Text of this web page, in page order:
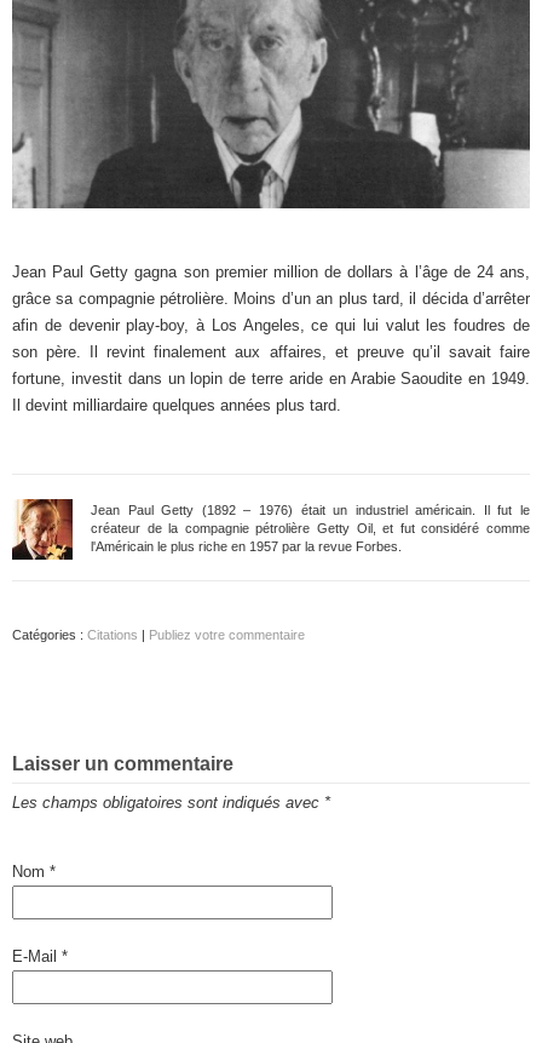
Jean Paul Getty gagna son premier million de dollars à l’âge de 24 ans,
grâce sa compagnie pétrolière. Moins d’un an plus tard, il décida d’arrêter
afin de devenir play-boy, à Los Angeles, ce qui lui valut les foudres de
son père. Il revint finalement aux affaires, et preuve qu’il savait faire
fortune, investit dans un lopin de terre aride en Arabie Saoudite en 1949.
Il devint milliardaire quelques années plus tard.
Jean Paul Getty (1892 – 1976) était un industriel américain. Il fut le
créateur de la compagnie pétrolière Getty Oil, et fut considéré comme
l'Américain le plus riche en 1957 par la revue Forbes.
Catégories : Citations | Publiez votre commentaire
Laisser un commentaire
Les champs obligatoires sont indiqués avec *
Nom *
E-Mail *